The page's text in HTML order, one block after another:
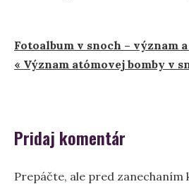
Navigácia
v
Fotoalbum v snoch – význam
« Význam atómovej bomby v
Pridaj komentár
Prepáčte, ale pred